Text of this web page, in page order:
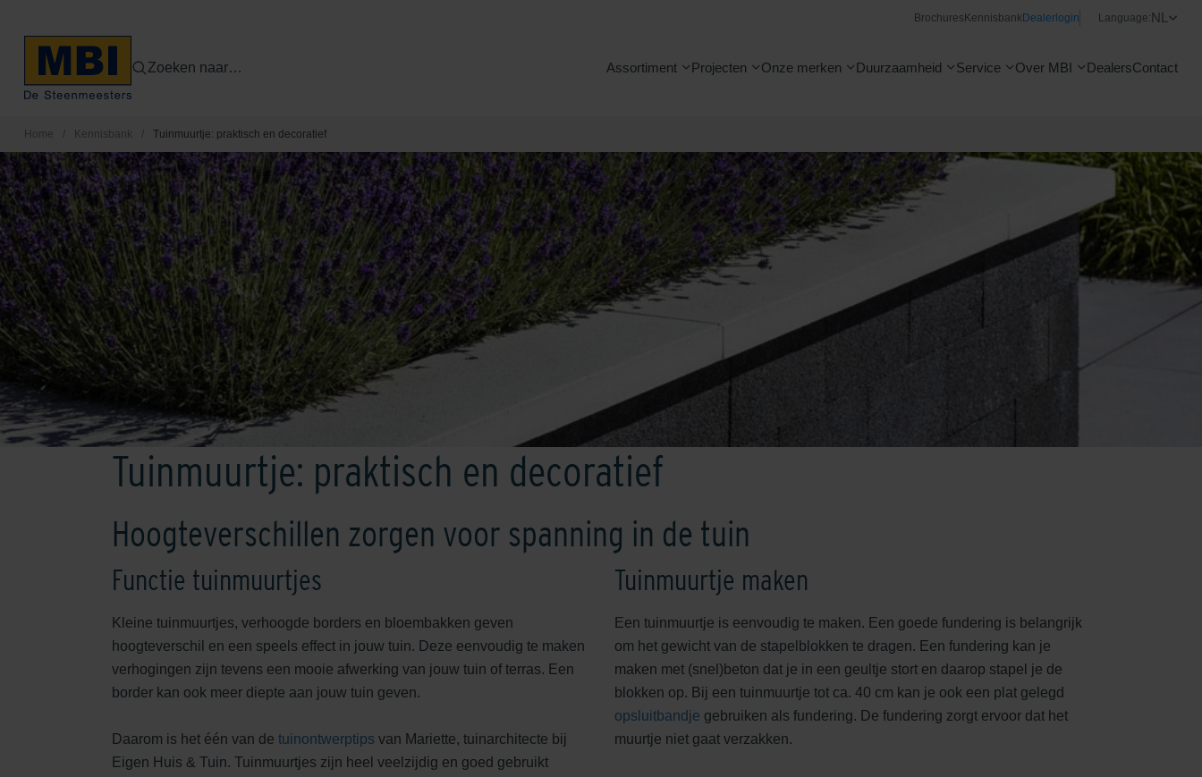
Brochures KennisbankDealerlogin Language:NL
Zoeken naar… Assortiment Projecten Onze merken Duurzaamheid Service Over MBI DealersContact
Home / Kennisbank / Tuinmuurtje: praktisch en decoratief
Tuinmuurtje: praktisch en decoratief
Hoogteverschillen zorgen voor spanning in de tuin
Functie tuinmuurtjes
Kleine tuinmuurtjes, verhoogde borders en bloembakken geven
hoogteverschil en een speels effect in jouw tuin. Deze eenvoudig te maken
verhogingen zijn tevens een mooie afwerking van jouw tuin of terras. Een
border kan ook meer diepte aan jouw tuin geven.
Daarom is het één van de tuinontwerptips van Mariette, tuinarchitecte bij
Eigen Huis & Tuin. Tuinmuurtjes zijn heel veelzijdig en goed gebruikt
Tuinmuurtje maken
Een tuinmuurtje is eenvoudig te maken. Een goede fundering is belangrijk
om het gewicht van de stapelblokken te dragen. Een fundering kan je
maken met (snel)beton dat je in een geultje stort en daarop stapel je de
blokken op. Bij een tuinmuurtje tot ca. 40 cm kan je ook een plat gelegd
opsluitbandje gebruiken als fundering. De fundering zorgt ervoor dat het
muurtje niet gaat verzakken.